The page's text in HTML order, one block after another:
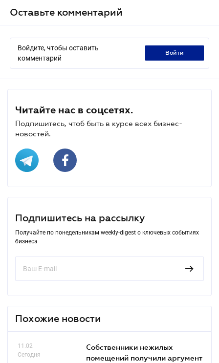
Оставьте комментарий
Войдите, чтобы оставить
комментарий
войти
Читайте нас в соцсетях.
Подпишитесь, чтоб быть в курсе всех бизнес-
новостей.
Подпишитесь на рассылку
Получайте по понедельникам weekly-digest о ключевых событиях
бизнеса
Похожие новости
11.02
Сегодня
Собственники нежилых
помещений получили аргумент